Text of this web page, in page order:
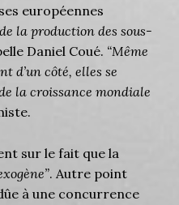
européennes
la production des sous-
Daniel Coué. “Même
d’un côté, elles se
la croissance mondiale
sur le fait que la
. Autre point
à une concurrence